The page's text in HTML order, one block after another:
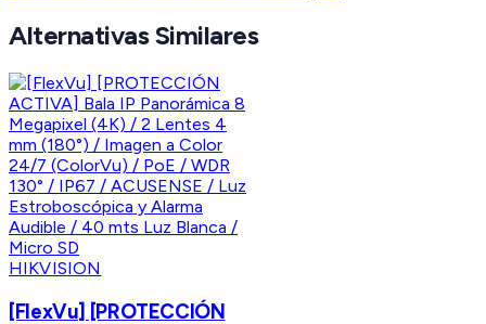
Alternativas Similares
HIKVISION
[FlexVu] [PROTECCIÓN